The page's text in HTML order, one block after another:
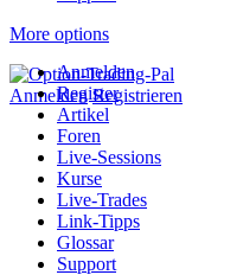
More options
Anmelden Registrieren
Anmelden
Register
Artikel
Foren
Live-Sessions
Kurse
Live-Trades
Link-Tipps
Glossar
Support